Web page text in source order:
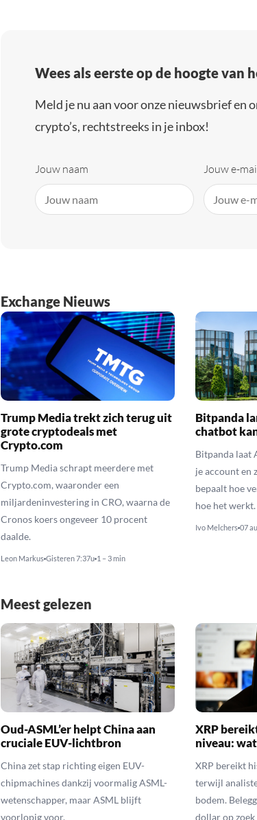
Wees als eerste op de hoogte van
Meld je nu aan voor onze nieuwsbrief en
crypto’s, rechtstreeks in je inbox!
Jouw naam Jouw e-
Exchange Nieuws
Trump Media trekt zich terug uit
grote cryptodeals met
Crypto.com
Trump Media schrapt meerdere met
Crypto.com, waaronder een
miljardeninvestering in CRO, waarna de
Cronos koers ongeveer 10 procent
daalde.
Leon Markus Gisteren 7:37u 1 – 3 min
Bitpanda
chatbot
Bitpanda laat
je account en
bepaalt hoe
hoe het werkt.
Ivo Melchers 07
Meest gelezen
Oud-ASML’er helpt China aan
cruciale EUV-lichtbron
China zet stap richting eigen EUV-
chipmachines dankzij voormalig ASML-
wetenschapper, maar ASML blijft
voorlopig voor.
XRP
niveau:
XRP bereikt
terwijl
bodem.
dollar op zoek